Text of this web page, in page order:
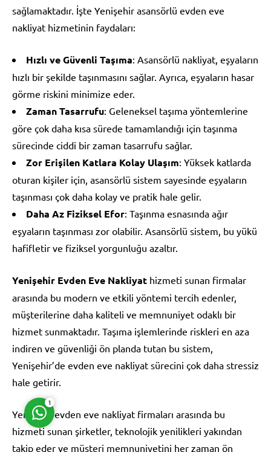
sağlamaktadır. İşte Yenişehir asansörlü evden eve
nakliyat hizmetinin faydaları:
Hızlı ve Güvenli Taşıma: Asansörlü nakliyat, eşyaların
hızlı bir şekilde taşınmasını sağlar. Ayrıca, eşyaların hasar
görme riskini minimize eder.
Zaman Tasarrufu: Geleneksel taşıma yöntemlerine
göre çok daha kısa sürede tamamlandığı için taşınma
sürecinde ciddi bir zaman tasarrufu sağlar.
Zor Erişilen Katlara Kolay Ulaşım: Yüksek katlarda
oturan kişiler için, asansörlü sistem sayesinde eşyaların
taşınması çok daha kolay ve pratik hale gelir.
Daha Az Fiziksel Efor: Taşınma esnasında ağır
eşyaların taşınması zor olabilir. Asansörlü sistem, bu yükü
hafifletir ve fiziksel yorgunluğu azaltır.
Yenişehir Evden Eve Nakliyat hizmeti sunan firmalar
arasında bu modern ve etkili yöntemi tercih edenler,
müşterilerine daha kaliteli ve memnuniyet odaklı bir
hizmet sunmaktadır. Taşıma işlemlerinde riskleri en aza
indiren ve güvenliği ön planda tutan bu sistem,
Yenişehir’de evden eve nakliyat sürecini çok daha stressiz
hale getirir.
Yenişehir evden eve nakliyat firmaları arasında bu
hizmeti sunan şirketler, teknolojik yenilikleri yakından
takip eder ve müşteri memnuniyetini her zaman ön
Cevap Yaz
1